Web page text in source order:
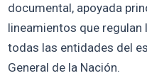
documental, apoyada
lineamientos que
todas las entidades del
General de la Nación.